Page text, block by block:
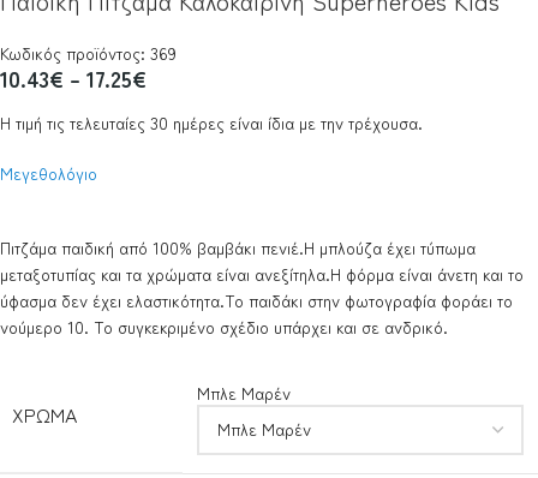
Κωδικός προϊόντος: 369
10.43€ – 17.25€
Η τιμή τις τελευταίες 30 ημέρες είναι ίδια με την τρέχουσα.
Μεγεθολόγιο
Πιτζάμα παιδική από 100% βαμβάκι πενιέ.Η μπλούζα έχει τύπωμα
μεταξοτυπίας και τα χρώματα είναι ανεξίτηλα.Η φόρμα είναι άνετη και το
ύφασμα δεν έχει ελαστικότητα.Το παιδάκι στην φωτογραφία φοράει το
νούμερο 10. Το συγκεκριμένο σχέδιο υπάρχει και σε ανδρικό.
ΧΡΏΜΑ
Μπλε Μαρέν